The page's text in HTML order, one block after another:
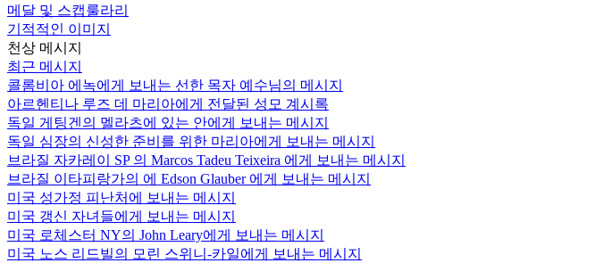
메달 및 스캡룰라리
기적적인 이미지
천상 메시지
최근 메시지
콜롬비아 에녹에게 보내는 선한 목자 예수님의 메시지
아르헨티나 루즈 데 마리아에게 전달된 성모 계시록
독일 게팅겐의 멜라츠에 있는 안에게 보내는 메시지
독일 심장의 신성한 준비를 위한 마리아에게 보내는 메시지
브라질 자카레이 SP 의 Marcos Tadeu Teixeira 에게 보내는 메시지
브라질 이타피랑가의 에 Edson Glauber 에게 보내는 메시지
미국 성가정 피난처에 보내는 메시지
미국 갱신 자녀들에게 보내는 메시지
미국 로체스터 NY의 John Leary에게 보내는 메시지
미국 노스 리드빌의 모린 스위니-카일에게 보내는 메시지